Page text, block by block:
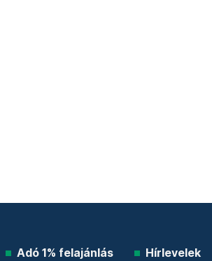
Adó 1% felajánlás Hírlevelek